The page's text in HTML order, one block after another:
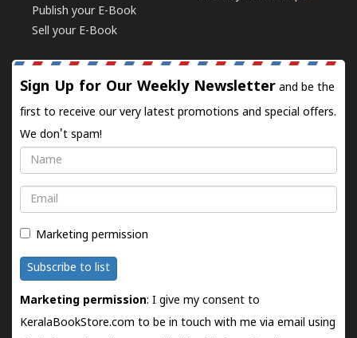
Publish your E-Book
Sell your E-Book
Sign Up for Our Weekly Newsletter and be the
first to receive our very latest promotions and special offers.
We don't spam!
Name
Email
Marketing permission
Subscribe to list
Marketing permission: I give my consent to
KeralaBookStore.com to be in touch with me via email using